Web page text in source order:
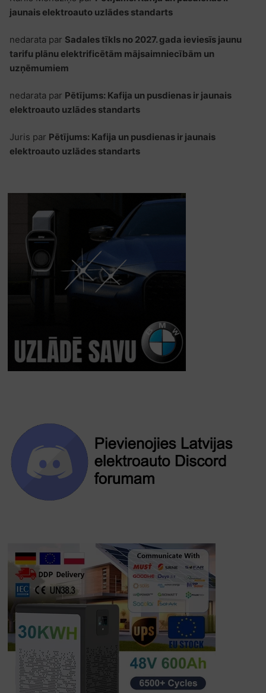
jaunais elektroauto uzlādes standarts
nedarata par Sadales tīkls no 2027. gada ieviesīs jaunu
tarifu plānu elektrificētām mājsaimniecībām un
uzņēmumiem
nedarata par Pētījums: Kafija un pusdienas ir jaunais
elektroauto uzlādes standarts
Juris par Pētījums: Kafija un pusdienas ir jaunais
elektroauto uzlādes standarts